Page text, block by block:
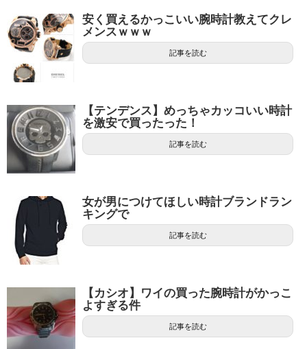
安く買えるかっこいい腕時計教えてクレ
メンスｗｗｗ
記事を読む
【テンデンス】めっちゃカッコいい時計
を激安で買ったった！
記事を読む
女が男につけてほしい時計ブランドラン
キングで
記事を読む
【カシオ】ワイの買った腕時計がかっこ
よすぎる件
記事を読む